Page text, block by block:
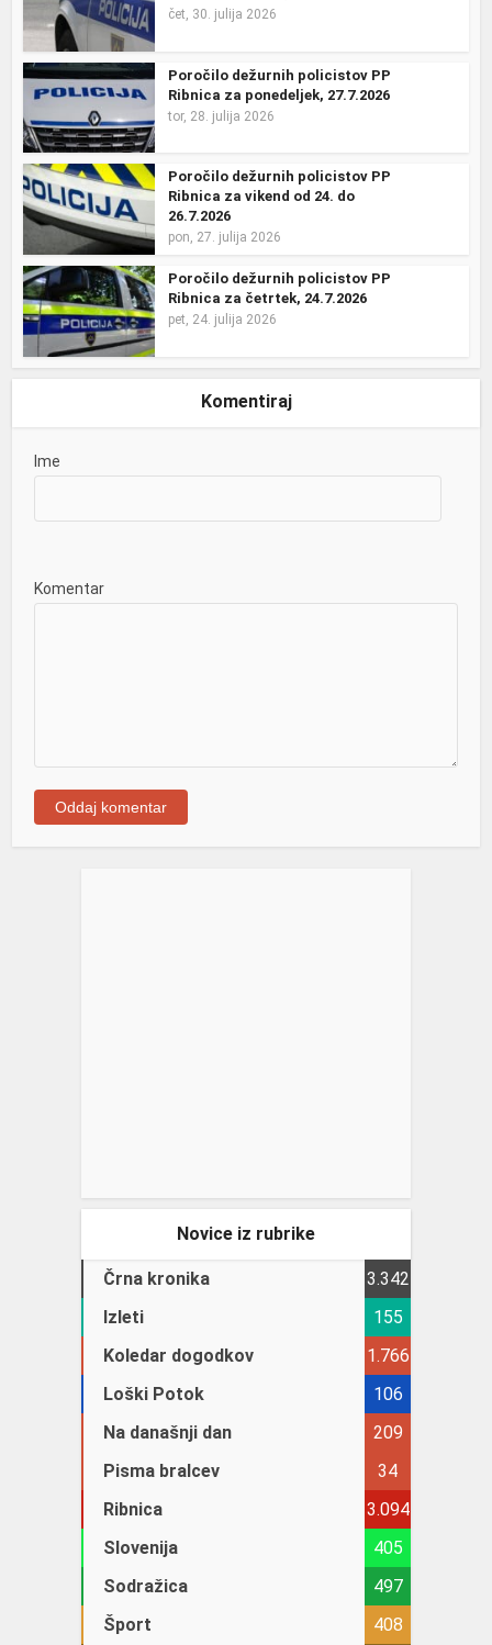
čet, 30. julija 2026
Poročilo dežurnih policistov PP
Ribnica za ponedeljek, 27.7.2026
tor, 28. julija 2026
Poročilo dežurnih policistov PP
Ribnica za vikend od 24. do
26.7.2026
pon, 27. julija 2026
Poročilo dežurnih policistov PP
Ribnica za četrtek, 24.7.2026
pet, 24. julija 2026
Komentiraj
Ime
Komentar
Novice iz rubrike
Črna kronika
3.342
Izleti
155
Koledar dogodkov
1.766
Loški Potok
106
Na današnji dan
209
Pisma bralcev
34
Ribnica
3.094
Slovenija
405
Sodražica
497
Šport
408